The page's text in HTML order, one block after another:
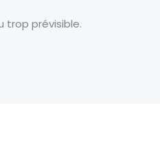
trop prévisible.